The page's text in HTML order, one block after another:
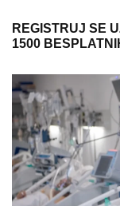
REGISTRUJ SE
1500